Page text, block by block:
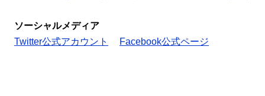
ソーシャルメディア
Twitter公式アカウント
Facebook公式ページ